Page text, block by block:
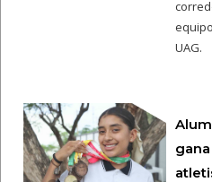
UAG.